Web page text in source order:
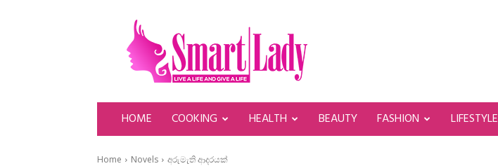
SmartLady
HOME COOKING HEALTH BEAUTY FASHION LIFESTYLE
Home Novels අරුමැති ආදරයක්